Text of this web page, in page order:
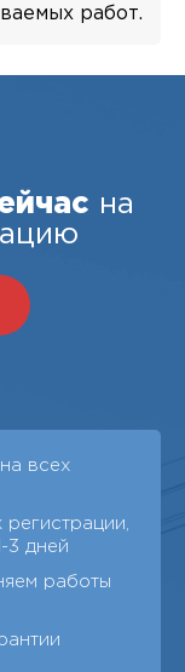
работ.
на
всех
3 дней
работы